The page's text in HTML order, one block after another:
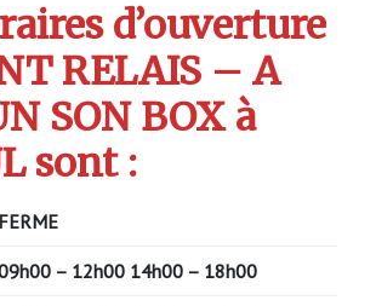
d’ouverture
RELAIS – A
SON BOX à
sont :
FERME
– 12h00 14h00 – 18h00